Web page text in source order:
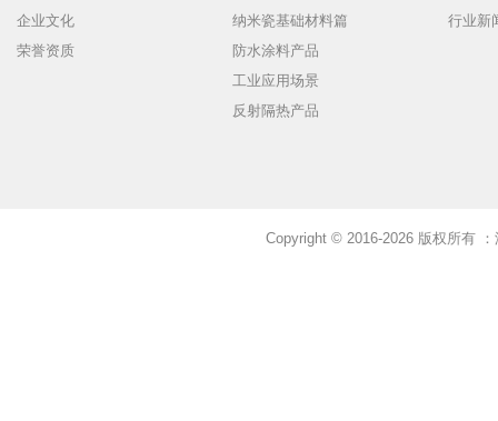
企业文化
荣誉资质
纳米瓷基础材料篇
防水涂料产品
工业应用场景
反射隔热产品
行业新
Copyright © 2016-2026 版权所有